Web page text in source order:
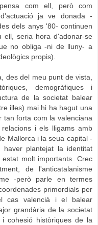
com ell, però com
ja ve donada -
dels anys '80- continuen
ell, seria hora d'adonar-se
no obliga -ni de lluny- a
propis).
des del meu punt de vista,
demogràfiques i
de la societat balear
illes) mai hi ha hagut una
tan forta com la valenciana
i els lligams amb
Mallorca i la seua capital -
plantejat la identitat
molt importants. Crec
de l'anticatalanisme
-però parle en termes
primordials per
cas valencià i el balear
grandària de la societat
cohesió històriques de la